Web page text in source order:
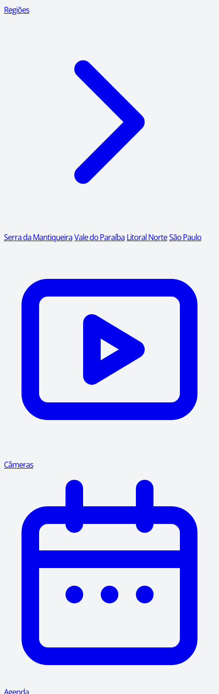
Regiões
Serra da MantiqueiraVale do Paraíba Litoral NorteSão Paulo
Câmeras